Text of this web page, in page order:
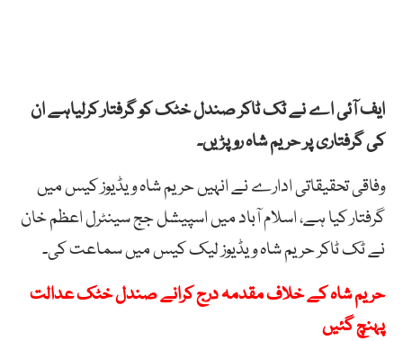
ایف آئی اے نے ٹک ٹاکر صندل خٹک کو گرفتار کرلیاہے ان
کی گرفتاری پر حریم شاہ رو پڑیں۔
وفاقی تحقیقاتی ادارے نے انہیں حریم شاہ ویڈیوز کیس میں
گرفتار کیا ہے، اسلام آباد میں اسپیشل جج سینٹرل اعظم خان
نے ٹک ٹاکر حریم شاہ ویڈیوز لیک کیس میں سماعت کی۔
حریم شاہ کے خلاف مقدمہ درج کرانے صندل خٹک عدالت
پہنچ گئیں